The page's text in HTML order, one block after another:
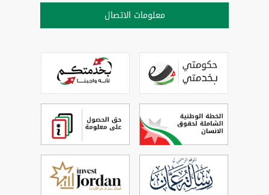
معلومات الاتصال